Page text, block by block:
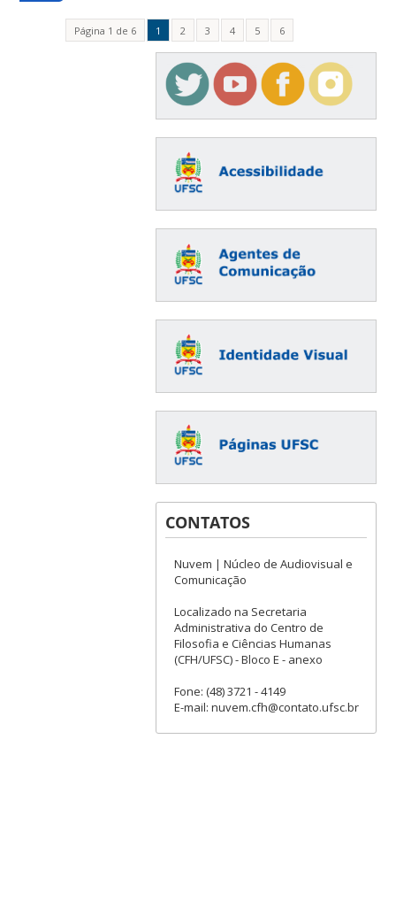
Página 1 de 6 1 2 3 4 5 6
CONTATOS
Nuvem | Núcleo de Audiovisual e
Comunicação
Localizado na Secretaria
Administrativa do Centro de
Filosofia e Ciências Humanas
(CFH/UFSC) - Bloco E - anexo
Fone: (48) 3721 - 4149
E-mail: nuvem.cfh@contato.ufsc.br